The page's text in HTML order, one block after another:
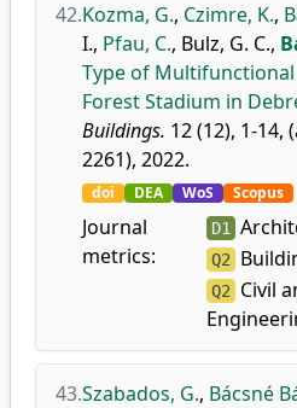
42.Kozma, G., Czimre, K.,
I., Pfau, C., Bulz, G. C.,
Type of
Forest Stadium in
Buildings. 12 (12), 1-
2261), 2022.
doi DEA WoS Scopus
Journal
metrics:
D1
Q2
Q2 Civil
43.Szabados, G., Bácsné